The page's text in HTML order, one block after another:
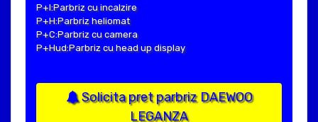
P+I:Parbriz cu incalzire
P+H:Parbriz heliomat
P+C:Parbriz cu camera
P+Hud:Parbriz cu head up display
Solicita pret parbriz DAEWOO
LEGANZA